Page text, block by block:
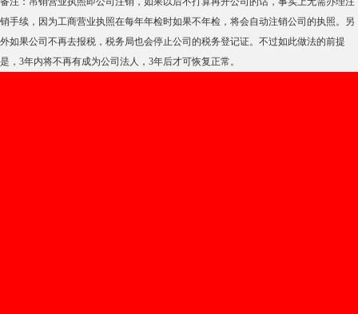
销手续，因为工商营业执照在每年年检时如果不年检，将会自动注销公司的执照。另
外如果公司不再去报税，税务局也会停止公司的税务登记证。不过如此做法的前提
是，3年内将不再有成为公司法人，3年后才可恢复正常。